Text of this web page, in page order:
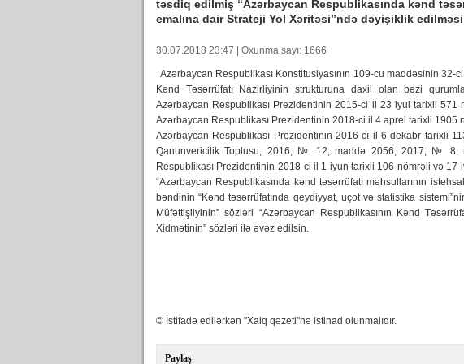
təsdiq edilmiş “Azərbaycan Respublikasında kənd
emalına dair Strateji Yol Xəritəsi”ndə dəyişiklik
30.07.2018 23:47 | Oxunma sayı: 1666
Azərbaycan Respublikası Konstitusiyasının 109-cu maddəsinin
Kənd Təsərrüfatı Nazirliyinin strukturuna daxil olan bəzi
Azərbaycan Respublikası Prezidentinin 2015-ci il 23 iyul tarixli 571
Azərbaycan Respublikası Prezidentinin 2018-ci il 4 aprel tarixli 1905
Azərbaycan Respublikası Prezidentinin 2016-cı il 6 dekabr tarixli
Qanunvericilik Toplusu, 2016, № 12, maddə 2056; 2017, № 8,
Respublikası Prezidentinin 2018-ci il 1 iyun tarixli 106 nömrəli və
“Azərbaycan Respublikasında kənd təsərrüfatı məhsullarının
bəndinin “Kənd təsərrüfatında qeydiyyat, uçot və statistika
Müfəttişliyinin” sözləri “Azərbaycan Respublikasının Kənd
Xidmətinin” sözləri ilə əvəz edilsin.
© İstifadə edilərkən "Xalq qəzeti"nə istinad olunmalıdır.
Paylaş